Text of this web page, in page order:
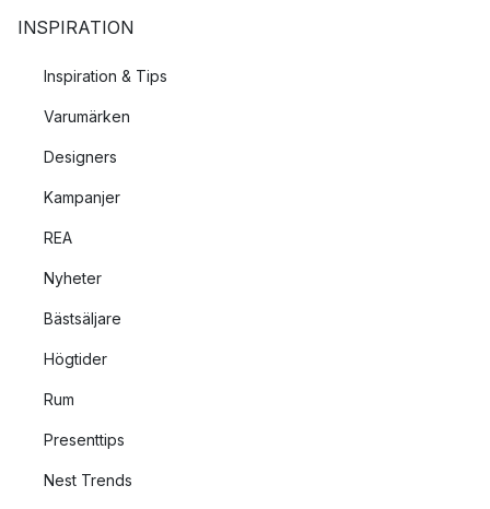
Populära & snygga bordslampor
FlowerPot
från
JWDA från
Pantop från
Night Owl
INSPIRATION
Inspiration & Tips
Varumärken
Designers
Kampanjer
REA
Nyheter
Bästsäljare
Högtider
Rum
Presenttips
Nest Trends